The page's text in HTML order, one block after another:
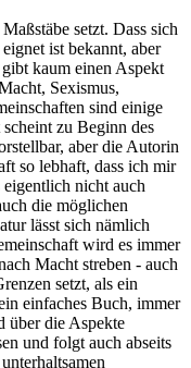
setzt. Dass sich
ist bekannt, aber
kaum einen Aspekt
Sexismus,
sind einige
zu Beginn des
aber die Autorin
so lebhaft, dass ich mir
nicht auch
die möglichen
lässt sich nämlich
wird es immer
Macht streben - auch
setzt, als ein
einfaches Buch, immer
über die Aspekte
und folgt auch abseits